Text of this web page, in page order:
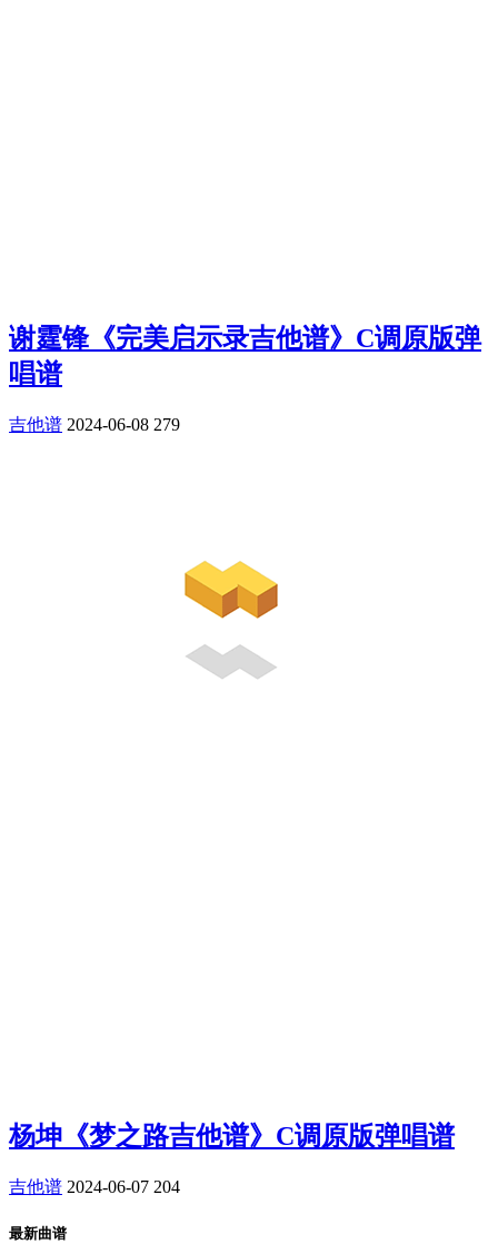
谢霆锋《完美启示录吉他谱》C调原版弹
唱谱
吉他谱 2024-06-08 279
杨坤《梦之路吉他谱》C调原版弹唱谱
吉他谱 2024-06-07 204
最新曲谱